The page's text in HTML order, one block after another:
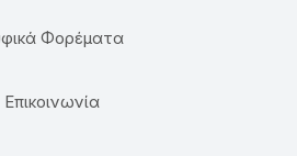
Φορέματα
Επικοινωνία